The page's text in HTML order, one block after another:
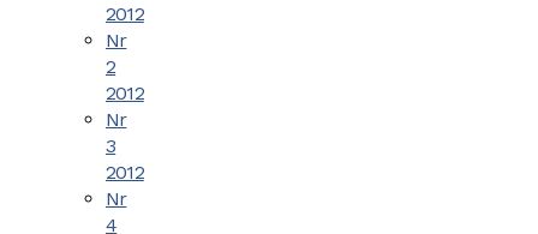
2012
Nr
2
2012
Nr
3
2012
Nr
4